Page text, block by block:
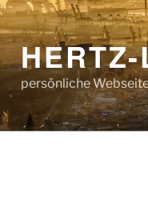
persönliche